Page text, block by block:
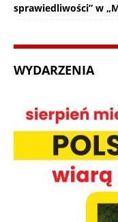
sprawiedliwości” w
WYDARZENIA